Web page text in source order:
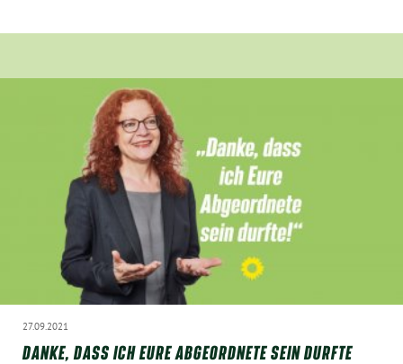
Zur Person
Kontakt
Termine
YouTube
Facebook
27.09.2021
DANKE, DASS ICH EURE ABGEORDNETE SEIN DURFTE